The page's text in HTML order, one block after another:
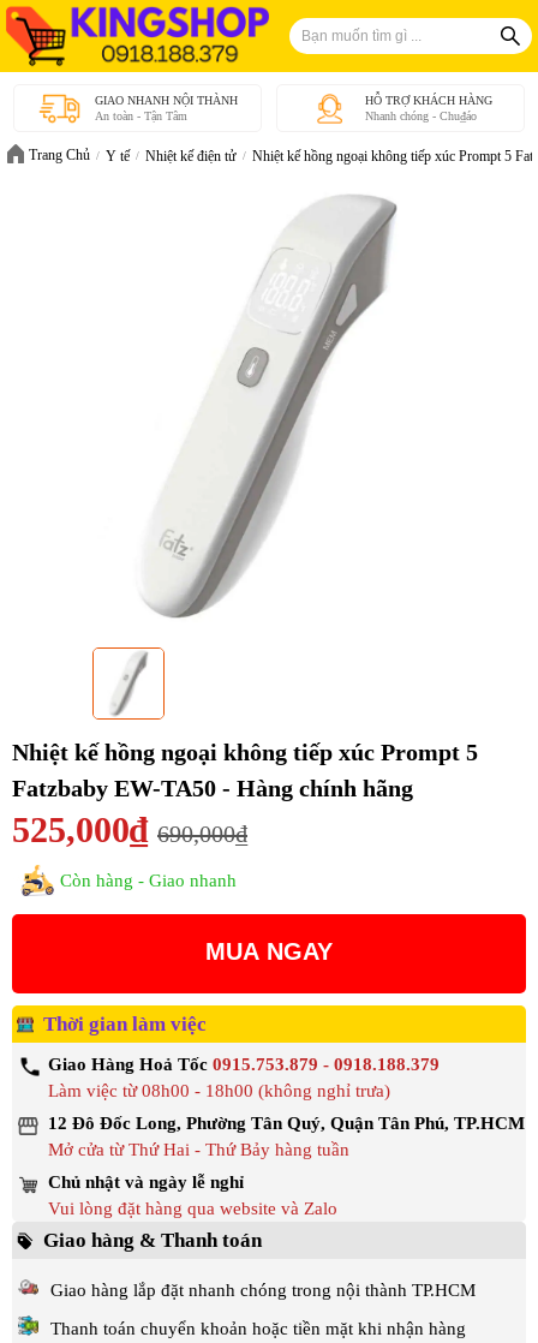
GIAO NHANH NỘI THÀNH
An toàn - Tận Tâm
HỖ TRỢ KHÁCH HÀNG
Nhanh chóng - Chu₫áo
Trang Chủ Y tế Nhiệt kế điện tử Nhiệt kế hồng ngoại không tiếp xúc Prompt 5
Nhiệt kế hồng ngoại không tiếp xúc Prompt 5
Fatzbaby EW-TA50 - Hàng chính hãng
525,000₫ 690,000₫
Còn hàng - Giao nhanh
MUA NGAY
Thời gian làm việc
Giao Hàng Hoả Tốc 0915.753.879 - 0918.188.379
Làm việc từ 08h00 - 18h00 (không nghỉ trưa)
12 Đô Đốc Long, Phường Tân Quý, Quận Tân Phú, TP.HCM
Mở cửa từ Thứ Hai - Thứ Bảy hàng tuần
Chủ nhật và ngày lễ nghỉ
Vui lòng đặt hàng qua website và Zalo
Giao hàng & Thanh toán
Giao hàng lắp đặt nhanh chóng trong nội thành TP.HCM
Thanh toán chuyển khoản hoặc tiền mặt khi nhận hàng